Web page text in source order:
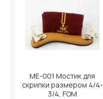
ME-001 Мостик для
скрипки размером 4/4-
3/4, FOM